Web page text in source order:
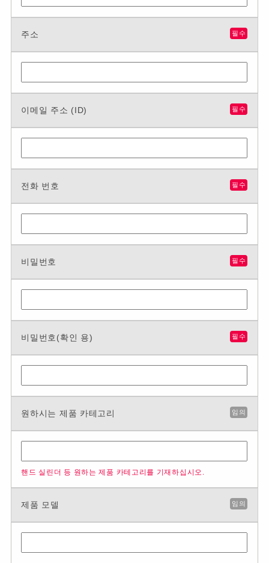
주소 필수
이메일 주소 (ID) 필수
전화 번호 필수
비밀번호 필수
비밀번호(확인 용) 필수
원하시는 제품 카테고리 임의
핸드 실린더 등 원하는 제품 카테고리를 기재하십시오.
제품 모델 임의